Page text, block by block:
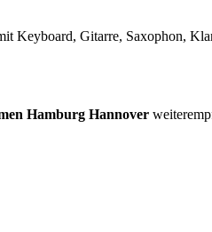
Keyboard, Gitarre, Saxophon,
Hamburg Hannover